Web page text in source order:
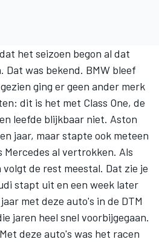
het seizoen begon al dat
Dat was bekend. BMW bleef
ging er geen ander merk
dit is het met Class One, de
leefde blijkbaar niet. Aston
jaar, maar stapte ook meteen
al vertrokken. Als
de rest meestal. Dat zie je
stapt uit en een week later
met deze auto's in de DTM
jaren heel snel voorbijgegaan.
deze auto's was het racen